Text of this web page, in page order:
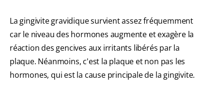
La gingivite gravidique survient assez fréquemment
car le niveau des hormones augmente et exagère la
réaction des gencives aux irritants libérés par la
plaque. Néanmoins, c'est la plaque et non pas les
hormones, qui est la cause principale de la gingivite.